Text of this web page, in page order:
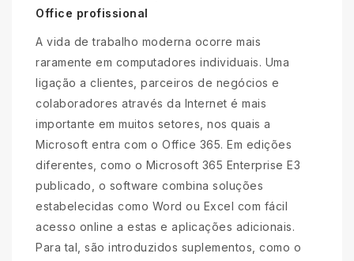
Office profissional
A vida de trabalho moderna ocorre mais
raramente em computadores individuais. Uma
ligação a clientes, parceiros de negócios e
colaboradores através da Internet é mais
importante em muitos setores, nos quais a
Microsoft entra com o Office 365. Em edições
diferentes, como o Microsoft 365 Enterprise E3
publicado, o software combina soluções
estabelecidas como Word ou Excel com fácil
acesso online a estas e aplicações adicionais.
Para tal, são introduzidos suplementos, como o